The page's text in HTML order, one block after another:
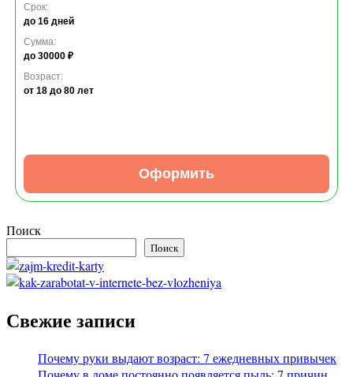
Срок:
до 16 дней
Сумма:
до 30000 ₽
Возраст:
от 18 до 80 лет
Оформить
Поиск
Поиск
Свежие записи
Почему руки выдают возраст: 7 ежедневных привычек